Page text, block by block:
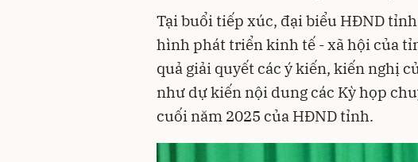
Tại buổi tiếp xúc, đại biểu HĐND
hình phát triển kinh tế - xã hội của
quả giải quyết các ý kiến, kiến nghị
như dự kiến nội dung các Kỳ họp
cuối năm 2025 của HĐND tỉnh.